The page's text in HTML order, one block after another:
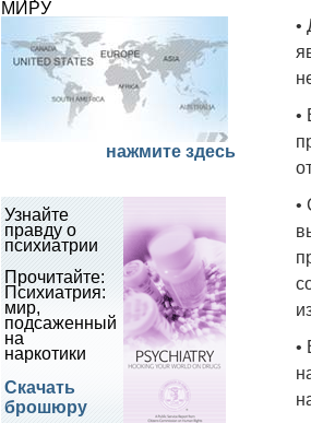
•
•
•
•
МИРУ
нажмите здесь
Узнайте
правду о
психиатрии
Прочитайте:
Психиатрия:
мир,
подсаженный
на
наркотики
Скачать
брошюру